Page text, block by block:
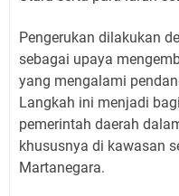
Pengerukan dilakukan
sebagai upaya
yang mengalami
Langkah ini menjadi
pemerintah daerah
khususnya di kawasan
Martanegara.